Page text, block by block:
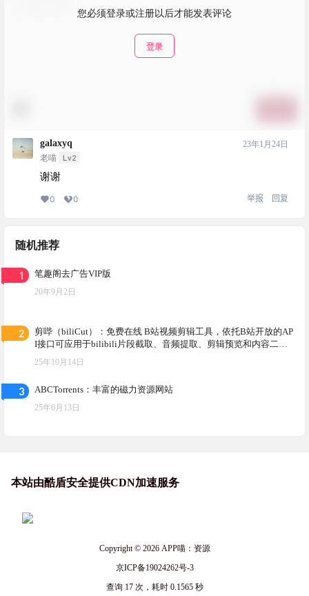
您必须登录或注册以后才能发表评论
登录
galaxyq
老喵 Lv2
23年1月24日
谢谢
0 0 举报 回复
随机推荐
1 笔趣阁去广告VIP版
20年9月2日
2
剪哔（biliCut）：免费在线 B站视频剪辑工具，依托B站开放的AP
I接口可应用于bilibili片段截取、音频提取、剪辑预览和内容二次
加工等
25年10月14日
3 ABCTorrents：丰富的磁力资源网站
25年6月13日
本站由酷盾安全提供CDN加速服务
Copyright © 2026APP喵：资源
京ICP备19024262号-3
查询 17 次，耗时 0.1565 秒